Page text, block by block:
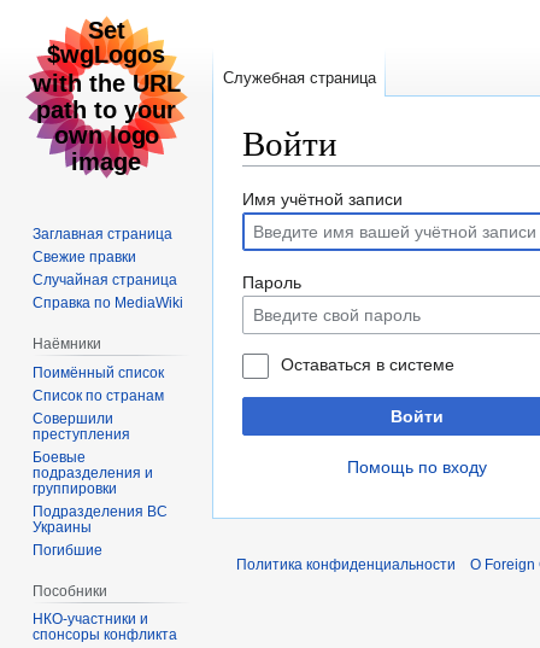
Войти
Перейти
навигации
Перейти
поиску
Имя учётной записи
Пароль
Оставаться в системе
Войти
Помощь по входу
Служебная страница
Заглавная страница
Свежие правки
Случайная страница
Справка по MediaWiki
Наёмники
Поимённый список
Список по странам
Совершили
преступления
Боевые
подразделения и
группировки
Подразделения ВС
Украины
Погибшие
Пособники
спонсоры конфликта
Политика конфиденциальности О Foreign